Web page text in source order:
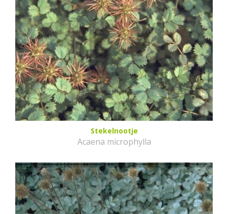
Stekelnootje
Acaena microphylla